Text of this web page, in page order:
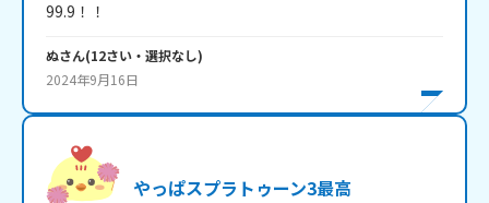
ぬさん(12さい・ 選択なし)
2024年9月16日
やっぱスプラトゥーン3最高